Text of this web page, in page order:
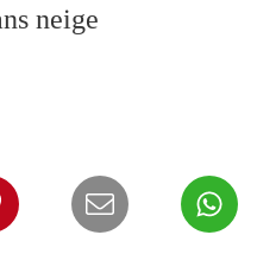
neige